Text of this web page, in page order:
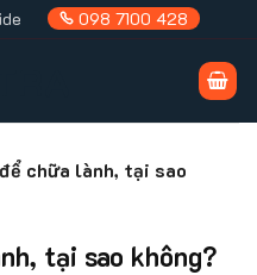
098 7100 428
chữa lành, tại sao
tại sao không?